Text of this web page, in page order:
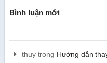
Bình luận mới
thuytrong Hướng dẫn